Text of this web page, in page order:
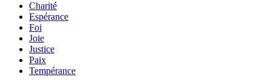
Charité
Espérance
Foi
Joie
Justice
Paix
Tempérance